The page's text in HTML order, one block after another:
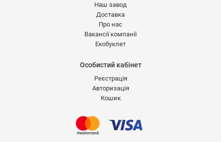
Наш завод
Доставка
Про нас
Вакансії компанії
Екобуклет
Особистий кабінет
Реєстрація
Авторизація
Кошик